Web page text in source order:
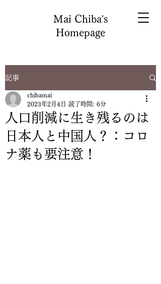
Mai Chiba's
Homepage
記事
人口削減に生き残るのは
日本人と中国人？：コロ
ナ薬も要注意！
chibamai
2023年2月4日 読了時間: 6分